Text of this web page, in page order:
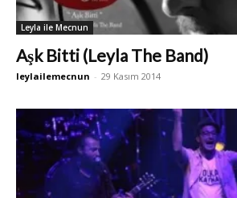
Leyla ile Mecnun
Aşk Bitti (Leyla The Band)
leylailemecnun - 29 Kasım 2014